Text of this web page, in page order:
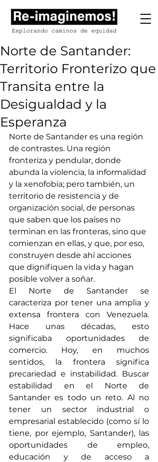
Norte de Santander:
Territorio Fronterizo que
Transita entre la
Desigualdad y la
Esperanza
Norte de Santander es una región
de contrastes. Una región
fronteriza y pendular, donde
abunda la violencia, la informalidad
y la xenofobia; pero también, un
territorio de resistencia y de
organización social, de personas
que saben que los países no
terminan en las fronteras, sino que
comienzan en ellas, y que, por eso,
construyen desde ahí acciones
que dignifiquen la vida y hagan
posible volver a soñar.
El Norte de Santander se
caracteriza por tener una amplia y
extensa frontera con Venezuela.
Hace unas décadas, esto
significaba oportunidades de
comercio. Hoy, en muchos
sentidos, la frontera significa
precariedad e instabilidad. Buscar
estabilidad en el Norte de
Santander es todo un reto. Al no
tener un sector industrial o
empresarial establecido (como sí lo
tiene, por ejemplo, Santander), las
oportunidades de empleo,
educación y de acceso a